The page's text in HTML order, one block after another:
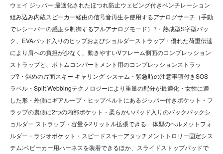
ウェイ ジッパー:最適化されたほつれ防止ウェビング付きベンチレーション
組み込み内蔵スピーカー経由の信号音再生を使用するアナログサーチ（手動
でレシーバーの感度を制御するフルアナログモード）?・熱成型S字型バッ
ク、EVAパッド入りのヒップおよびショルダーストラップ・優れた荷重伝達
により肩への負担が少なく、動きやすいVフレーム側面のコンプレッション
ストラップと、ボトムコンパートメント用のコンプレッションストラッ
プ?・斜めの片面スキー キャリング システム・緊急時の注意事項付きSOS
ラベル・Split Webbingテクノロジーにより重量の配分が最適化・女性に適
した形・外側にギアループ・ヒップベルトにあるジッパー付きポケット・フ
ラップの裏側に2つの内部ポケット・柔らかいパッド入りのバックパックシ
ョルダー ストラップ・容量を2リットル拡張できる一体型のヘルメットフォ
ルダー・ラジオポケット・スピードスキーアタッチメントトロリー固定シス
テム:ベビーカー用ハーネスを装着できるほか、スライドストップパッドで